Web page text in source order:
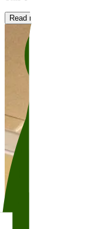
Read more about renting